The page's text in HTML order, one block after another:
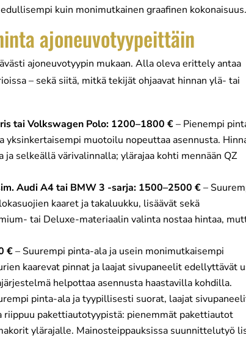
kuin monimutkainen graafinen kokonaisuus.
ajoneuvotyypeittäin
ajoneuvotyypin mukaan. Alla oleva erittely antaa
– sekä siitä, mitkä tekijät ohjaavat hinnan ylä- tai
tai Volkswagen Polo: 1200–1800 €– Pienempi
muotoilu nopeuttaa asennusta.
selkeällä värivalinnalla; ylärajaa kohti mennään QZ
Audi A4 tai BMW 3 -sarja: 1500–2500 €–
kaaret ja takaluukku, lisäävät sekä
tai Deluxe-materiaalin valinta nostaa hintaa,
€– Suurempi pinta-ala ja usein monimutkaisempi
kaarevat pinnat ja laajat sivupaneelit edellyttävät
helpottaa asennusta haastavilla kohdilla.
pinta-ala ja tyypillisesti suorat, laajat
pakettiautotyypistä: pienemmät pakettiautot
ylärajalle. Mainosteippauksissa suunnittelutyö